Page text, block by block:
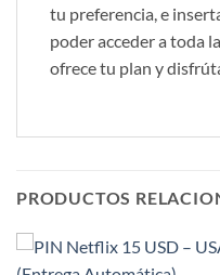
tu preferencia, e
poder acceder a toda
ofrece tu plan y
PRODUCTOS